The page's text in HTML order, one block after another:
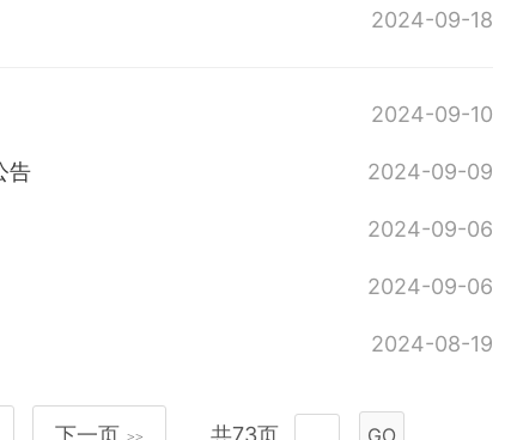
2024-09-18
2024-09-10
告 2024-09-09
2024-09-06
2024-09-06
2024-08-19
下一页 共73页 GO